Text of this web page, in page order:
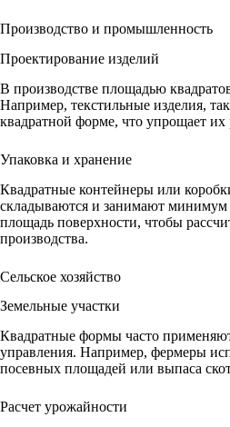
Производство и промышленность
Проектирование изделий
В производстве площадью
Например, текстильные изделия,
квадратной форме, что упрощает их
Упаковка и хранение
Квадратные контейнеры или
складываются и занимают минимум
площадь поверхности, чтобы
производства.
Сельское хозяйство
Земельные участки
Квадратные формы часто
управления. Например, фермеры
посевных площадей или выпаса
Расчет урожайности